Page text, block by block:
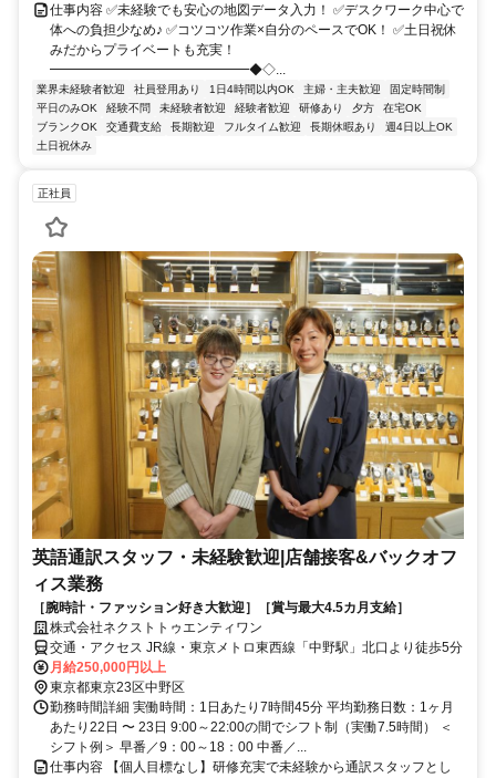
仕事内容 ✅未経験でも安心の地図データ入力！ ✅デスクワーク中心で
体への負担少なめ♪ ✅コツコツ作業×自分のペースでOK！ ✅土日祝休
みだからプライベートも充実！
━━━━━━━━━━━━━━━◆◇...
業界未経験者歓迎 社員登用あり 1日4時間以内OK 主婦・主夫歓迎
固定時間制
平日のみOK
経験不問 未経験者歓迎 経験者歓迎 研修あり 夕方
在宅OK
ブランクOK
交通費支給 長期歓迎 フルタイム歓迎 長期休暇あり
週4日以上OK
土日祝休み
正社員
英語通訳スタッフ・未経験歓迎|店舗接客&バックオフ
ィス業務
［腕時計・ファッション好き大歓迎］［賞与最大4.5カ月支給］
株式会社ネクストトゥエンティワン
交通・アクセス JR線・東京メトロ東西線「中野駅」北口より徒歩5分
月給250,000円以上
東京都東京23区中野区
勤務時間詳細 実働時間：1日あたり7時間45分 平均勤務日数：1ヶ月
あたり22日 〜 23日 9:00～22:00の間でシフト制（実働7.5時間） ＜
シフト例＞ 早番／9：00～18：00 中番／...
仕事内容 【個人目標なし】研修充実で未経験から通訳スタッフとし